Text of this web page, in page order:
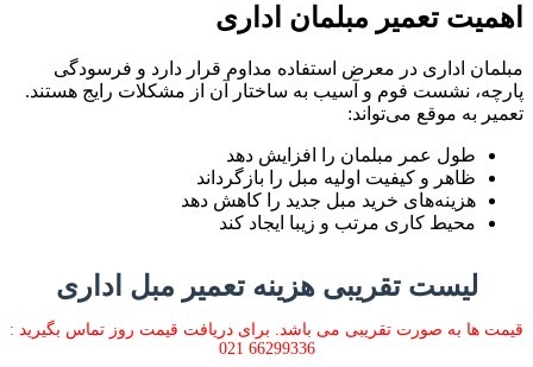
اهمیت تعمیر مبلمان اداری
مبلمان اداری در معرض استفاده مداوم قرار دارد و فرسودگی
پارچه، نشست فوم و آسیب به ساختار آن از مشکلات رایج هستند.
تعمیر به موقع می‌تواند:
طول عمر مبلمان را افزایش دهد
ظاهر و کیفیت اولیه مبل را بازگرداند
هزینه‌های خرید مبل جدید را کاهش دهد
محیط کاری مرتب و زیبا ایجاد کند
لیست تقریبی هزینه تعمیر مبل اداری
قیمت ها به صورت تقریبی می باشد. برای دریافت قیمت روز تماس بگیرید :
66299336 021